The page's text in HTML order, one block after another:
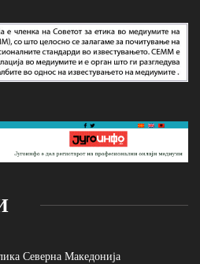
Северна Македонија